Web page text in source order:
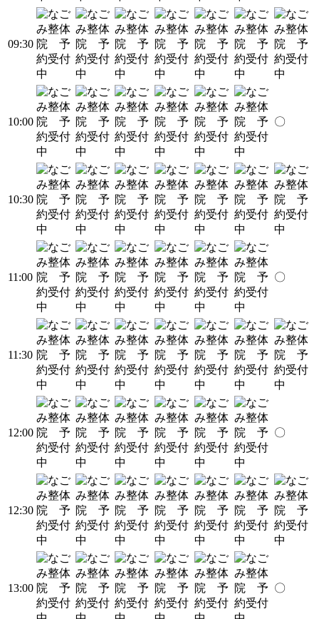
09:30
10:00 〇
10:30
11:00 〇
11:30
12:00 〇
12:30
13:00 〇